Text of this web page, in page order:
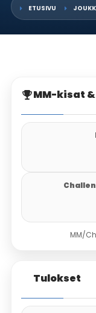
ETUSIVU
MM-kisat
MM/
Tulokset